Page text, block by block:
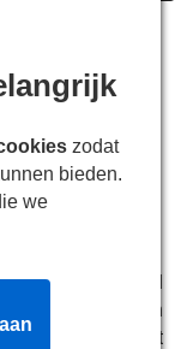
script van David
gearrangeerd en
productie wordt
zodat
bieden.
we